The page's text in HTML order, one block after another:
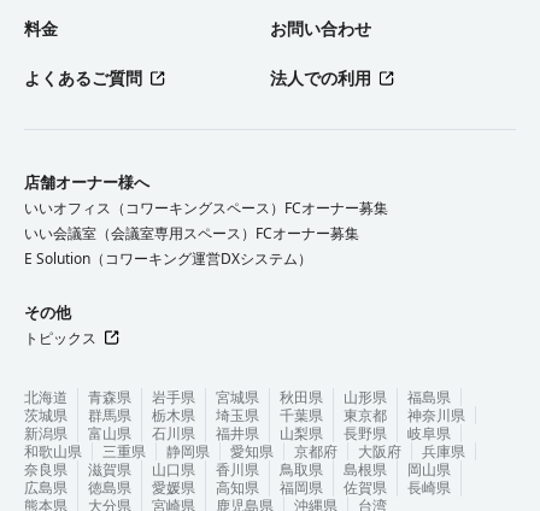
料金 お問い合わせ
よくあるご質問 法人での利用
店舗オーナー様へ
いいオフィス（コワーキングスペース）FCオーナー募集
いい会議室（会議室専用スペース）FCオーナー募集
E Solution（コワーキング運営DXシステム）
その他
トピックス
北海道 青森県 岩手県 宮城県 秋田県 山形県
福島県
茨城県
群馬県 栃木県 埼玉県 千葉県 東京都
神奈川県
新潟県
富山県 石川県 福井県 山梨県 長野県
岐阜県
和歌山県
三重県 静岡県 愛知県 京都府 大阪府
兵庫県
奈良県
滋賀県 山口県 香川県 鳥取県 島根県
岡山県
広島県
徳島県 愛媛県 高知県 福岡県 佐賀県
長崎県
熊本県
大分県 宮崎県 鹿児島県 沖縄県 台湾